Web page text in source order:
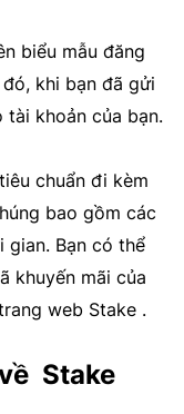
biểu mẫu đăng
khi bạn đã gửi
khoản của bạn.
chuẩn đi kèm
bao gồm các
gian. Bạn có thể
khuyến mãi của
web Stake .
Stake